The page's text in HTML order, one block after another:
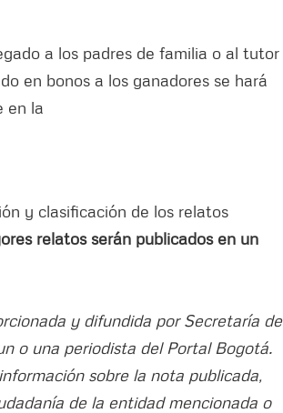
a los padres de familia o al tutor
en bonos a los ganadores se hará
en la
y clasificación de los relatos
relatos serán publicados en un
y difundida por Secretaría de
o una periodista del Portal Bogotá.
sobre la nota publicada,
de la entidad mencionada o